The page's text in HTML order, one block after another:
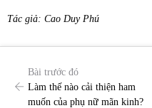
Tác giả: Cao Duy Phú
Bài trước đó
Làm thế nào cải thiện ham
muốn của phụ nữ mãn kinh?